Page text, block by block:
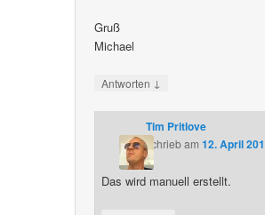
Gruß
Michael
Antworten ↓
Tim Pritlove
schriebam 12. April
Das wird manuell erstellt.